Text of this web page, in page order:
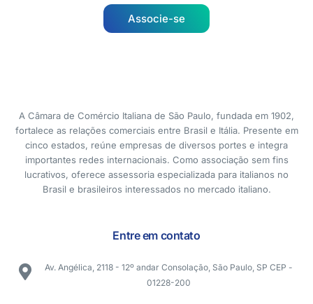
Associe-se
A Câmara de Comércio Italiana de São Paulo, fundada em 1902,
fortalece as relações comerciais entre Brasil e Itália. Presente em
cinco estados, reúne empresas de diversos portes e integra
importantes redes internacionais. Como associação sem fins
lucrativos, oferece assessoria especializada para italianos no
Brasil e brasileiros interessados no mercado italiano.
Entre em contato
Av. Angélica, 2118 - 12º andar Consolação, São Paulo, SP CEP -
01228-200